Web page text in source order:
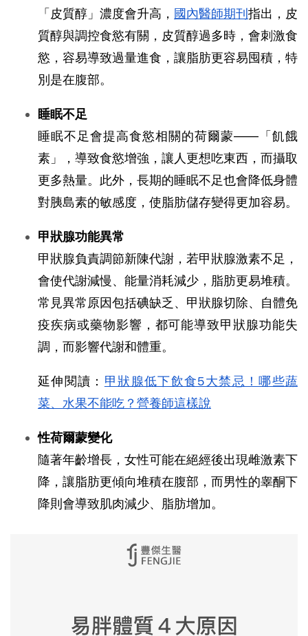
「皮質醇」濃度會升高， 國內醫師期刊 指出，皮
質醇與調控食慾有關，皮質醇過多時，會刺激食
慾，容易導致過量進食，讓脂肪更容易囤積，特
別是在腹部。
睡眠不足
睡眠不足會提高食慾相關的荷爾蒙——「飢餓
素」，導致食慾增強，讓人更想吃東西，而攝取
更多熱量。此外，長期的睡眠不足也會降低身體
對胰島素的敏感度，使脂肪儲存變得更加容易。
甲狀腺功能異常
甲狀腺負責調節新陳代謝，若甲狀腺激素不足，
會使代謝減慢、能量消耗減少，脂肪更易堆積。
常見異常原因包括碘缺乏、甲狀腺切除、自體免
疫疾病或藥物影響，都可能導致甲狀腺功能失
調，而影響代謝和體重。
延伸閱讀： 甲狀腺低下飲食5大禁忌！哪些蔬
菜、水果不能吃？營養師這樣說
性荷爾蒙變化
隨著年齡增長，女性可能在絕經後出現雌激素下
降，讓脂肪更傾向堆積在腹部，而男性的睾酮下
降則會導致肌肉減少、脂肪增加。